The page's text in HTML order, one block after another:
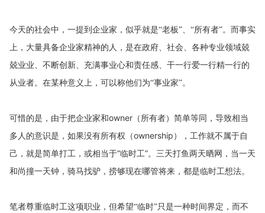
今天的社会中，一提到企业家，似乎就是“老板”、“所有者”。而事实
上，大量具备企业家精神的人，是在政府、社会、各种专业领域兢
兢业业、不断创新、充满事业心和责任感、干一行爱一行精一行的
从业者。在某种意义上，可以称他们为“事业家”。
可惜的是，由于把企业家和owner （所有者）简单等同，导致相当
多人的意识是，如果没有所有权（ownership），工作就不属于自
己，就是简单打工，或相当于“临时工”。三天打鱼两天晒网，当一天
和尚撞一天钟，骑马找驴，捞够现在哪管将来，都是临时工想法。
笔者尊重临时工这项职业，但希望“临时”只是一种时间界定，而不